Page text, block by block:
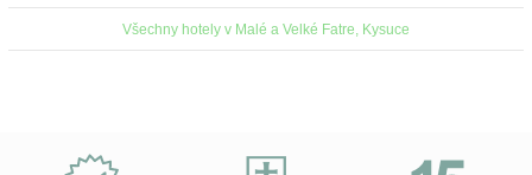
zahradou, malým jezírkem a altánkem nabízí m...
Všechny hotely v Malé a Velké Fatre, Kysuce